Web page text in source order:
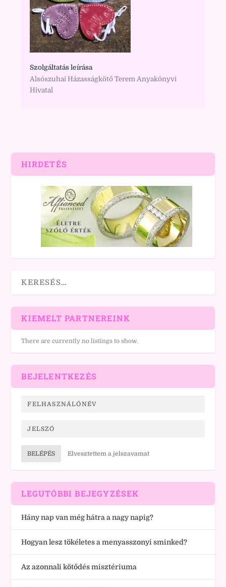
Szolgáltatás leírása
Alsószuhai Házasságkötő Terem Anyakönyvi
Hivatal
HIRDETÉS
KIEMELT PARTNEREINK
There are currently no listings to show.
BEJELENTKEZÉS
BELÉPÉS Elvesztettem a jelszavamat
LEGUTÓBBI BEJEGYZÉSEK
Hány nap van még hátra a nagy napig?
Hogyan lesz tökéletes a menyasszonyi sminked?
Az azonnali kötődés misztériuma